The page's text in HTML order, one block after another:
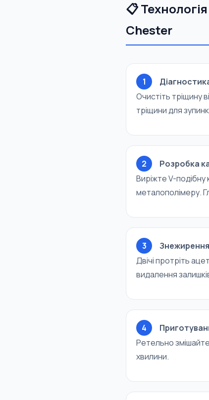
📋
Chester
1
Очистіть тріщину
тріщини для
2
Розробка
Виріжте V-
металополімеру.
3
Знежирення
Двічі протріть
видалення
4
Ретельно
хвилини.